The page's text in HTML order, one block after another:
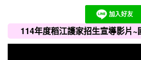
114年度稻江護家招生宣導影片